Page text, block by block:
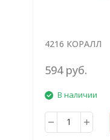
4216 КОРАЛЛ
594 руб.
В наличии